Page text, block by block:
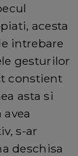
acesta
intrebare
gesturilor
constient
asta si
s-ar
deschisa